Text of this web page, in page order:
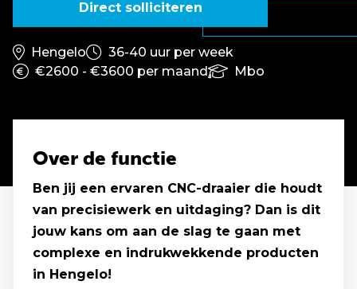
Direct solliciteren
Hengelo
36-40 uur per week
€2600 - €3600 per maand
Mbo
Over de functie
Ben jij een ervaren CNC-draaier die houdt
van precisiewerk en uitdaging? Dan is dit
jouw kans om aan de slag te gaan met
complexe en indrukwekkende producten
in Hengelo!